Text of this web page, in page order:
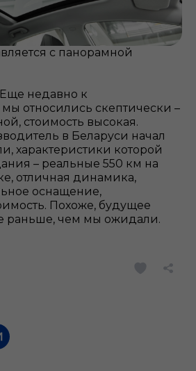
с панорамной
недавно к
относились скептически –
стоимость высокая.
в Беларуси начал
характеристики которой
– реальные 550 км на
отличная динамика,
оснащение,
Похоже, будущее
раньше, чем мы ожидали.